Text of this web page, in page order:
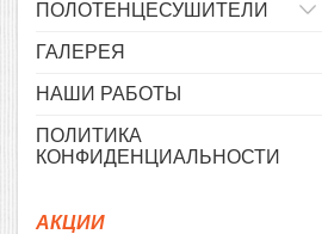
ПОЛОТЕНЦЕСУШИТЕЛИ
ГАЛЕРЕЯ
НАШИ РАБОТЫ
ПОЛИТИКА
КОНФИДЕНЦИАЛЬНОСТИ
АКЦИИ